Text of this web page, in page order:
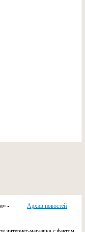
Архив новостей
-
интернет-магазина с фактом